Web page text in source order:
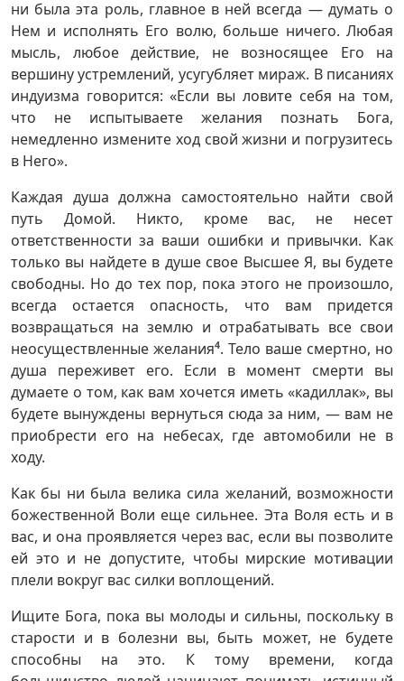
ни была эта роль, главное в ней всегда — думать о
Нем и исполнять Его волю, больше ничего. Любая
мысль, любое действие, не возносящее Его на
вершину устремлений, усугубляет мираж. В писаниях
индуизма говорится: «Если вы ловите себя на том,
что не испытываете желания познать Бога,
немедленно измените ход свой жизни и погрузитесь
в Него».
Каждая душа должна самостоятельно найти свой
путь Домой. Никто, кроме вас, не несет
ответственности за ваши ошибки и привычки. Как
только вы найдете в душе свое Высшее Я, вы будете
свободны. Но до тех пор, пока этого не произошло,
всегда остается опасность, что вам придется
возвращаться на землю и отрабатывать все свои
неосуществленные желания4. Тело ваше смертно, но
душа переживет его. Если в момент смерти вы
думаете о том, как вам хочется иметь «кадиллак», вы
будете вынуждены вернуться сюда за ним, — вам не
приобрести его на небесах, где автомобили не в
ходу.
Как бы ни была велика сила желаний, возможности
божественной Воли еще сильнее. Эта Воля есть и в
вас, и она проявляется через вас, если вы позволите
ей это и не допустите, чтобы мирские мотивации
плели вокруг вас силки воплощений.
Ищите Бога, пока вы молоды и сильны, поскольку в
старости и в болезни вы, быть может, не будете
способны на это. К тому времени, когда